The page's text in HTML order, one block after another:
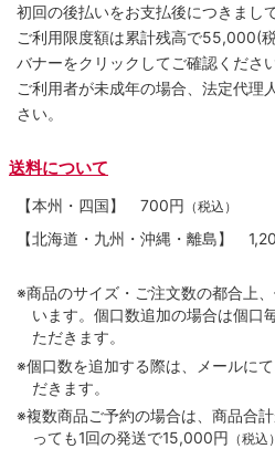
初回の後払いをお支払後につきまし
ご利用限度額は累計残高で55,000(
バナーをクリックしてご確認ください
ご利用者が未成年の場合、法定代理
さい。
送料について
【本州・四国】 700円 （税込）
【北海道・九州・沖縄・離島】
※商品のサイズ・ご注文数の都合上
います。個口数追加の場合は個口
ただきます。
※個口数を追加する際は、メールに
だきます。
※複数商品ご予約の場合は、商品合
っても1回の発送で15,000円 （税込）